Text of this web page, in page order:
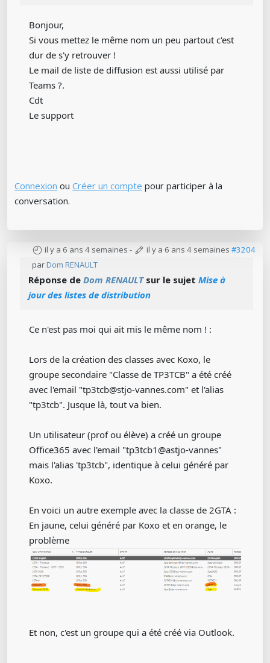
Bonjour,
Si vous mettez le même nom un peu partout c'est
dur de s'y retrouver !
Le mail de liste de diffusion est aussi utilisé par
Teams ?.
Cdt
Le support
Connexion ou Créer un compte pour participer à la
conversation.
il y a 6 ans 4 semaines - il y a 6 ans 4 semaines #3204
par Dom RENAULT
Réponse de Dom RENAULTsur le sujet Mise à
jour des listes de distribution
Ce n'est pas moi qui ait mis le même nom ! :
Lors de la création des classes avec Koxo, le
groupe secondaire "Classe de TP3TCB" a été créé
avec l'email "tp3tcb@stjo-vannes.com" et l'alias
"tp3tcb". Jusque là, tout va bien.
Un utilisateur (prof ou élève) a créé un groupe
Office365 avec l'email "tp3tcb1@astjo-vannes"
mais l'alias 'tp3tcb", identique à celui généré par
Koxo.
En voici un autre exemple avec la classe de 2GTA :
En jaune, celui généré par Koxo et en orange, le
problème
Et non, c'est un groupe qui a été créé via Outlook.